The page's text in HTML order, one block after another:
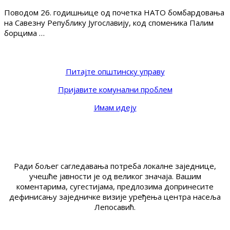
Поводом 26. годишњице од почетка НАТО бомбардовања
на Савезну Републику Југославију, код споменика Палим
борцима …
Питајте општинску управу
Пријавите комунални проблем
Имам идеју
Ради бољег сагледавања потреба локалне заједнице,
учешће јавности је од великог значаја. Вашим
коментарима, сугестијама, предлозима допринесите
дефинисању заједничке визије уређења центра насеља
Лепосавић.